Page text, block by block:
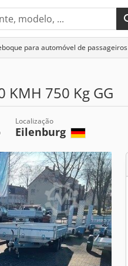
para automóvel de passageiros
KMH 750 Kg GG
Localização
Eilenburg